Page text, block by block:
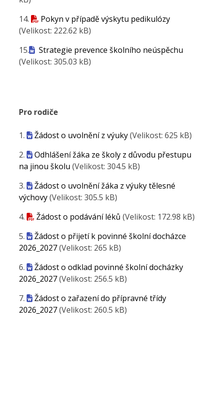
14.
Pokyn v případě výskytu pedikulózy
(Velikost: 222.62 kB)
15.
Strategie prevence školního neúspěchu
(Velikost: 305.03 kB)
Pro rodiče
1. Žádost o uvolnění z výuky(Velikost: 625 kB)
2.
Odhlášení žáka ze školy z důvodu přestupu
na jinou školu (Velikost: 304.5 kB)
3.
Žádost o uvolnění žáka z výuky tělesné
výchovy(Velikost: 305.5 kB)
4.
Žádost o podávání léků (Velikost: 172.98 kB)
5.
Žádost o přijetí k povinné školní docházce
2026_2027(Velikost: 265 kB)
6.
Žádost o odklad povinné školní docházky
2026_2027(Velikost: 256.5 kB)
7.
Žádost o zařazení do přípravné třídy
2026_2027(Velikost: 260.5 kB)